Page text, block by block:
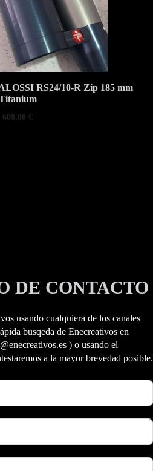
RS24/10-R Zip 185 mm
600,00 €
DE CONTACTO
usando cualquiera de los canales
busqeda de Enecreativos en
) o usando el
a la mayor brevedad posible.